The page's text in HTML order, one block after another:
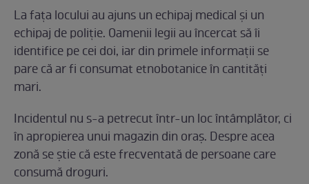
La fața locului au ajuns un echipaj medical și un
echipaj de poliție. Oamenii legii au încercat să îi
identifice pe cei doi, iar din primele informații se
pare că ar fi consumat etnobotanice în cantități
mari.
Incidentul nu s-a petrecut într-un loc întâmplător, ci
în apropierea unui magazin din oraș. Despre acea
zonă se știe că este frecventată de persoane care
consumă droguri.